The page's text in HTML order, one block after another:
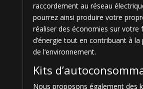
raccordement au réseau
pourrez ainsi produire votre
réaliser des économies sur votre
d’énergie tout en contribuant à la
de l’environnement.
Kits
Nous proposons également des